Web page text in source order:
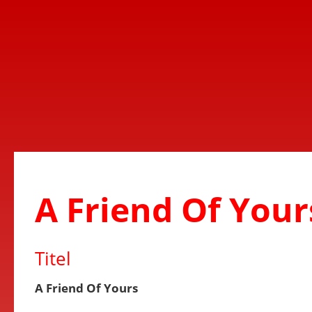
A Friend Of
Titel
A Friend Of Yours